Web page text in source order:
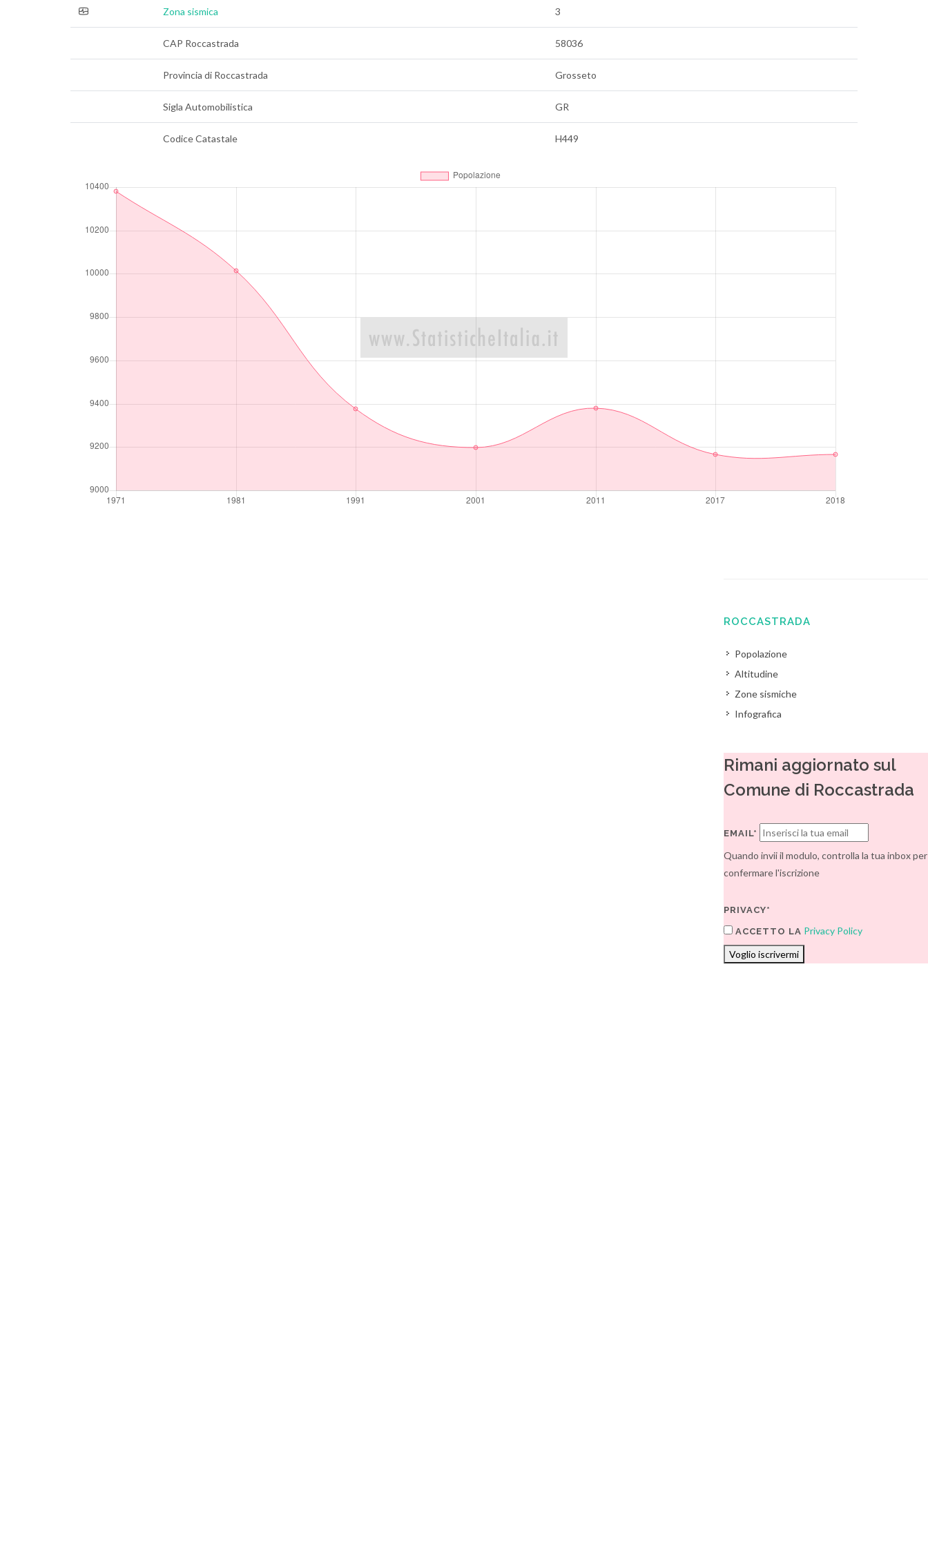
Zona sismica 3
CAP Roccastrada 58036
Provincia di Roccastrada Grosseto
Sigla Automobilistica GR
Codice Catastale H449
ROCCASTRADA
Popolazione
Altitudine
Zone sismiche
Infografica
Rimani aggiornato sul
Comune di Roccastrada
EMAIL*
Quando invii il modulo, controlla la tua inbox per
confermare l'iscrizione
PRIVACY*
ACCETTO LA Privacy Policy
Voglio iscrivermi